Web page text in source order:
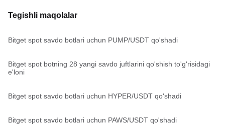
Tegishli maqolalar
Bitget spot savdo botlari uchun PUMP/USDT qo'shadi
Bitget spot botning 28 yangi savdo juftlarini qo'shish to'g'risidagi
e'loni
Bitget spot savdo botlari uchun HYPER/USDT qo'shadi
Bitget spot savdo botlari uchun PAWS/USDT qo'shadi